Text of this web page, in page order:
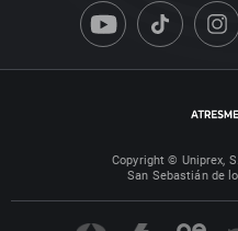
Copyright © Uniprex,
San Sebastián de